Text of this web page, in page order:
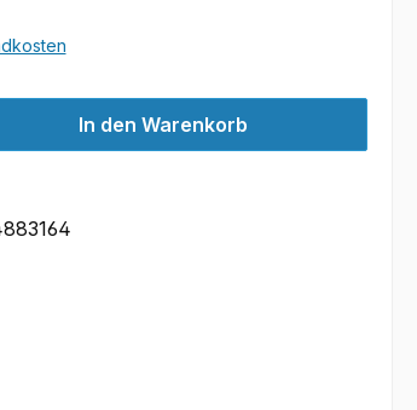
Wert ein oder benutze die Schaltflächen
In den Warenkorb